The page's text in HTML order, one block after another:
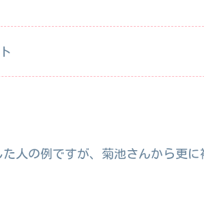
た人の例ですが、菊池さんから更